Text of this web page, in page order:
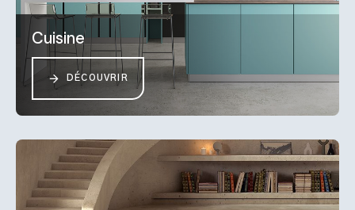
Cuisine
DÉCOUVRIR